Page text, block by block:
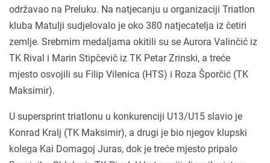
održavao na Preluku. Na natjecanju u organizaciji Triatlon
kluba Matulji sudjelovalo je oko 380 natjecatelja iz četiri
zemlje. Srebrnim medaljama okitili su se Aurora Valinčić iz
TK Rival i Marin Stipčevič iz TK Petar Zrinski, a treće
mjesto osvojili su Filip Vilenica (HTS) i Roza Šporčić (TK
Maksimir).
U supersprint triatlonu u konkurenciji U13/U15 slavio je
Konrad Kralj (TK Maksimir), a drugi je bio njegov klupski
kolega Kai Domagoj Juras, dok je treće mjesto pripalo